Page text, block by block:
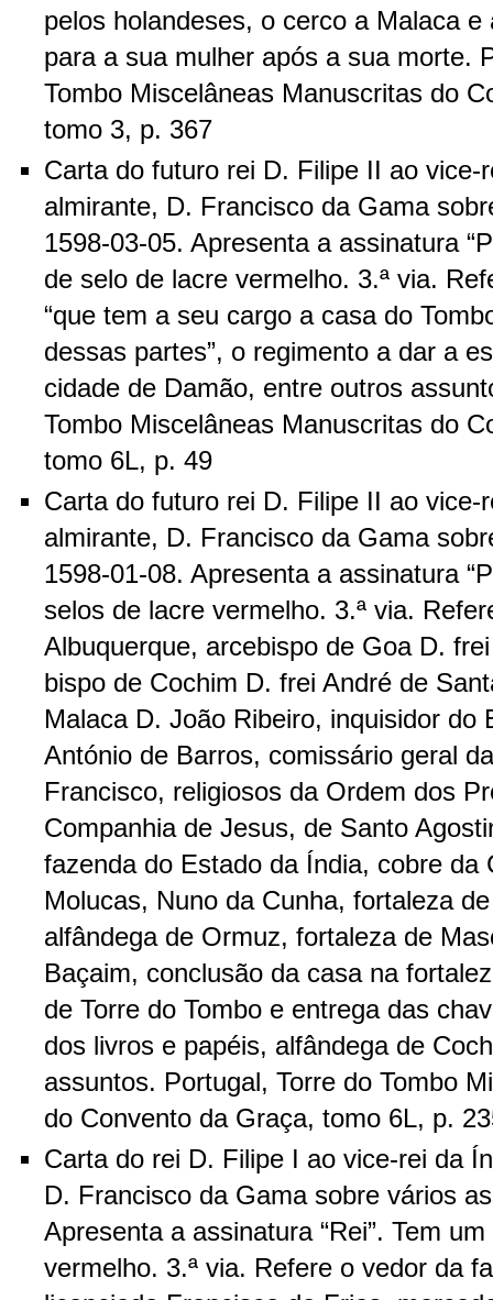
pelos holandeses, o cerco a Malaca
para a sua mulher após a sua morte.
Tombo Miscelâneas Manuscritas do
tomo 3, p. 367
Carta do futuro rei D. Filipe II ao vice-
almirante, D. Francisco da Gama
1598-03-05. Apresenta a assinatura
de selo de lacre vermelho. 3.ª via.
“que tem a seu cargo a casa do
dessas partes”, o regimento a dar a
cidade de Damão, entre outros
Tombo Miscelâneas Manuscritas do
tomo 6L, p. 49
Carta do futuro rei D. Filipe II ao vice-
almirante, D. Francisco da Gama
1598-01-08. Apresenta a assinatura
selos de lacre vermelho. 3.ª via.
Albuquerque, arcebispo de Goa D.
bispo de Cochim D. frei André de
Malaca D. João Ribeiro, inquisidor do
António de Barros, comissário geral
Francisco, religiosos da Ordem dos
Companhia de Jesus, de Santo
fazenda do Estado da Índia, cobre da
Molucas, Nuno da Cunha, fortaleza
alfândega de Ormuz, fortaleza de
Baçaim, conclusão da casa na
de Torre do Tombo e entrega das
dos livros e papéis, alfândega de
assuntos. Portugal, Torre do Tombo
do Convento da Graça, tomo 6L, p.
Carta do rei D. Filipe I ao vice-rei da
D. Francisco da Gama sobre vários
Apresenta a assinatura “Rei”. Tem
vermelho. 3.ª via. Refere o vedor da